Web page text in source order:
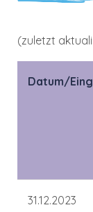
(zuletzt
Datum/
31.12.2023